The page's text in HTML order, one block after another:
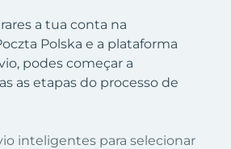
a tua conta na
Polska e a plataforma
podes começar a
as etapas do processo de
inteligentes para selecionar